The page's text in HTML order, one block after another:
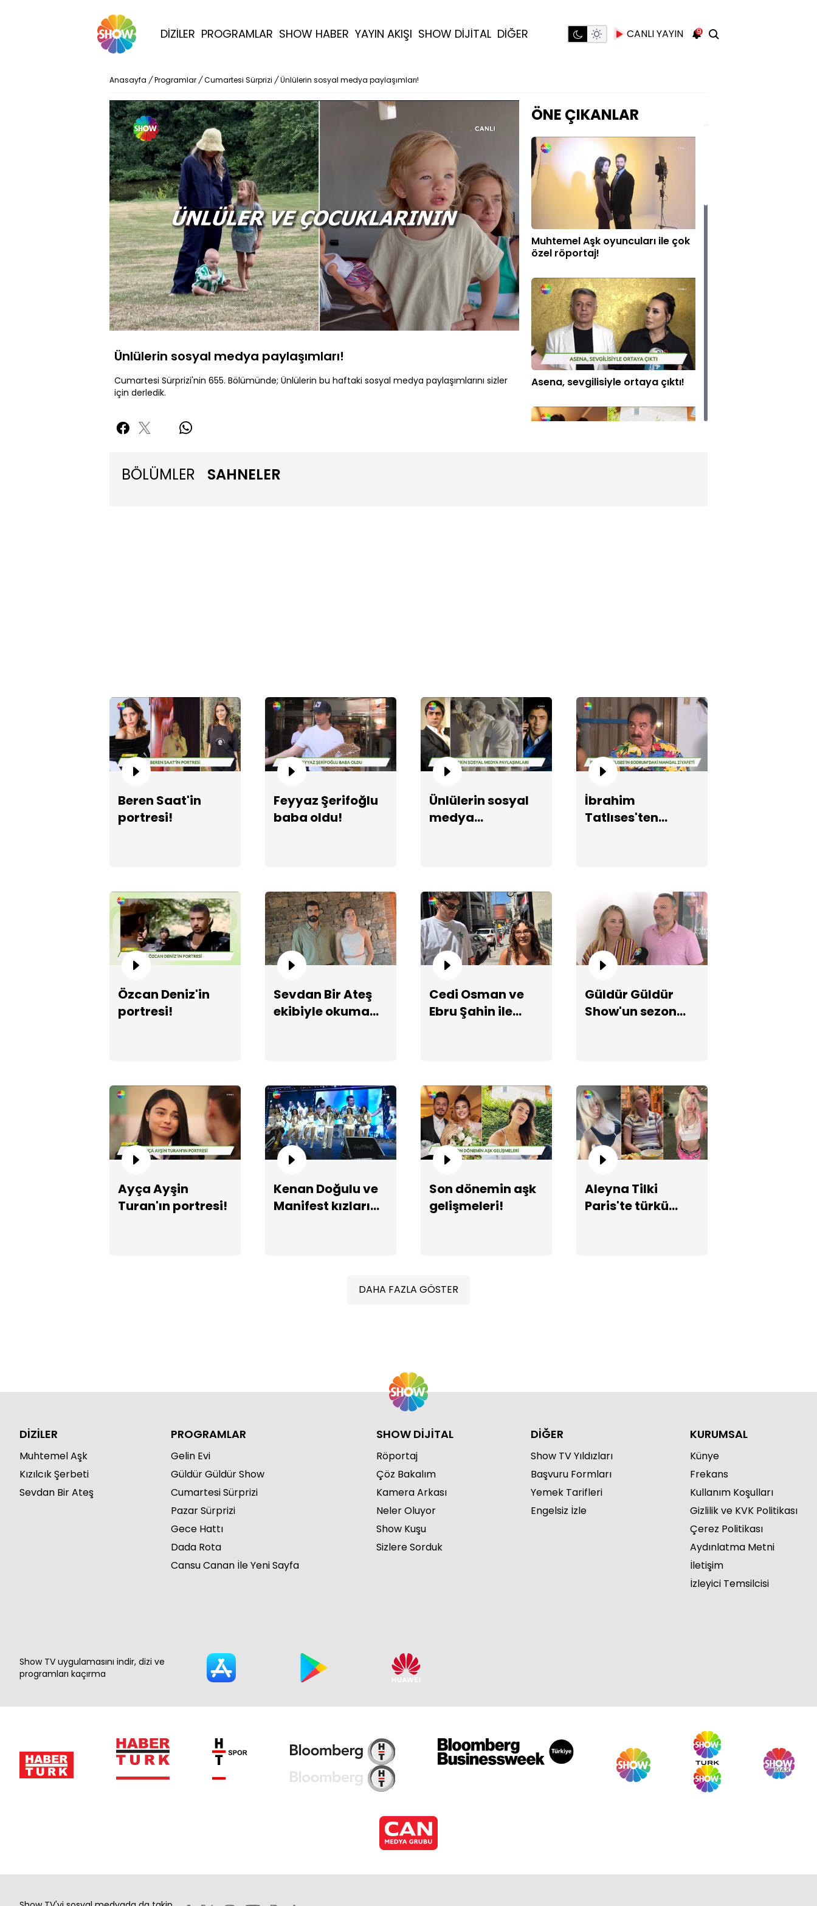
DİZİLER PROGRAMLAR SHOW HABER YAYIN AKIŞI SHOW DİJİTAL DİĞER CANLI YAYIN 9
Anasayfa / Programlar / Cumartesi Sürprizi / Ünlülerin sosyal medya paylaşımları!
Sessiz 1080P
Yüklendi:
7.29%
Oynatma
Hızı
Ünlülerin sosyal medya paylaşımları!
Cumartesi Sürprizi'nin 655. Bölümünde; Ünlülerin bu haftaki sosyal medya paylaşımlarını sizler
için derledik.
ÖNE ÇIKANLAR
Muhtemel Aşk oyuncuları ile çok
özel röportaj!
Asena, sevgilisiyle ortaya çıktı!
Aleyna Tilki Paris'te türkü
Sevdan Bir Ateş ekibiyle okuma
provasından dizinin oyuncuları
ile çok özel röportaj!
Hayal Köseoğlu nişanlandı!
BÖLÜMLER SAHNELER
Beren Saat'in
portresi!
Feyyaz Şerifoğlu
baba oldu!
Ünlülerin sosyal
medya
İbrahim
Tatlıses'ten
Özcan Deniz'in
portresi!
Sevdan Bir Ateş
ekibiyle okuma
Cedi Osman ve
Ebru Şahin ile
Güldür Güldür
Show'un sezon
Ayça Ayşin
Turan'ın portresi!
Kenan Doğulu ve
Manifest kızları
Son dönemin aşk
gelişmeleri!
Aleyna Tilki
Paris'te türkü
DAHA FAZLA GÖSTER
DİZİLER
Muhtemel Aşk
Kızılcık Şerbeti
Sevdan Bir Ateş
PROGRAMLAR
Gelin Evi
Güldür Güldür Show
Cumartesi Sürprizi
Pazar Sürprizi
Gece Hattı
Dada Rota
Cansu Canan İle Yeni Sayfa
SHOW DİJİTAL
Röportaj
Çöz Bakalım
Kamera Arkası
Neler Oluyor
Show Kuşu
Sizlere Sorduk
DİĞER
Show TV Yıldızları
Başvuru Formları
Yemek Tarifleri
Engelsiz İzle
KURUMSAL
Künye
Frekans
Kullanım Koşulları
Gizlilik ve KVK Politikası
Çerez Politikası
Aydınlatma Metni
İletişim
İzleyici Temsilcisi
Show TV uygulamasını indir, dizi ve
programları kaçırma